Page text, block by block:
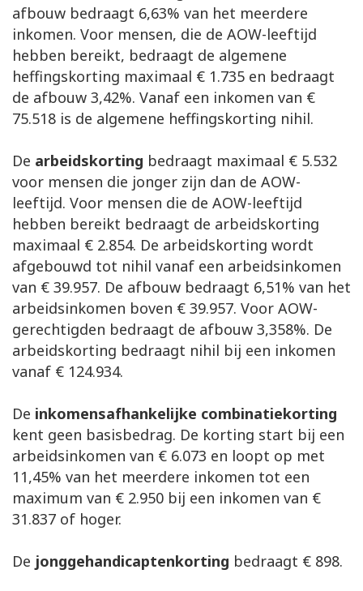
afbouw bedraagt 6,63% van het meerdere
inkomen. Voor mensen, die de AOW-leeftijd
hebben bereikt, bedraagt de algemene
heffingskorting maximaal € 1.735 en bedraagt
de afbouw 3,42%. Vanaf een inkomen van €
75.518 is de algemene heffingskorting nihil.
De arbeidskorting bedraagt maximaal € 5.532
voor mensen die jonger zijn dan de AOW-
leeftijd. Voor mensen die de AOW-leeftijd
hebben bereikt bedraagt de arbeidskorting
maximaal € 2.854. De arbeidskorting wordt
afgebouwd tot nihil vanaf een arbeidsinkomen
van € 39.957. De afbouw bedraagt 6,51% van het
arbeidsinkomen boven € 39.957. Voor AOW-
gerechtigden bedraagt de afbouw 3,358%. De
arbeidskorting bedraagt nihil bij een inkomen
vanaf € 124.934.
De inkomensafhankelijke combinatiekorting
kent geen basisbedrag. De korting start bij een
arbeidsinkomen van € 6.073 en loopt op met
11,45% van het meerdere inkomen tot een
maximum van € 2.950 bij een inkomen van €
31.837 of hoger.
De jonggehandicaptenkorting bedraagt € 898.